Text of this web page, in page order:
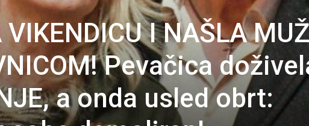
VIKENDICU I NAŠLA
Pevačica
a onda usled obrt: